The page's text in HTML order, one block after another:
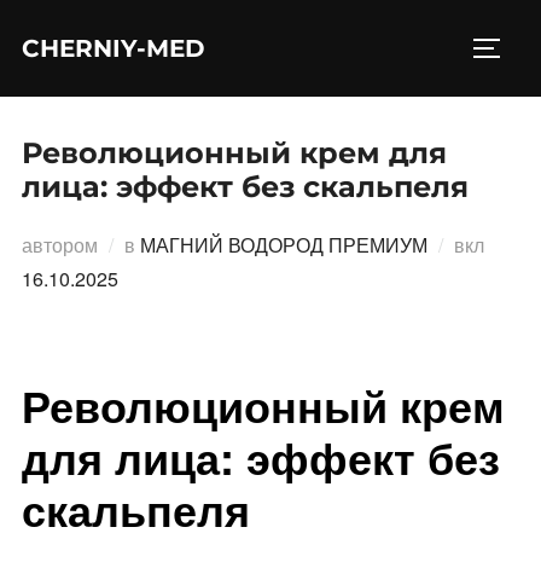
CHERNIY-MED
Революционный крем для
лица: эффект без скальпеля
автором в МАГНИЙ ВОДОРОД ПРЕМИУМ вкл
16.10.2025
Революционный крем
для лица: эффект без
скальпеля